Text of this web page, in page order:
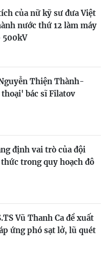
của nữ kỹ sư đưa Việt
nước thứ 12 làm máy
500kV
Thiện Thành-
bác sĩ Filatov
định vai trò của đội
trong quy hoạch đô
Vũ Thanh Ca đề xuất
ứng phó sạt lở, lũ quét